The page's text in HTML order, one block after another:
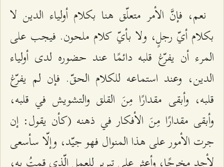
نعم، فإنَّ الأمر متعلّق هنا بكلام أولياء الدين لا
بكلام أيّ رجلٍ، ولا بأيّ كلام ملحون. فيجب على
المرء أن يفرّغ قلبه دائمًا عند حضوره لدى أولياء
الدين، وعند استماعه للكلام الحقّ. فإن لم يفرّغ
قلبه، وأبقى مقدارًا مِنَ القلق والتشويش في قلبه،
وأبقى مقدارًا مِنَ الأفكار في ذهنه (كأن يقول: إن
جرت الأمور على هذا المنوال فهو جيّد، وإلّا سأسعى
لأجد مخرجًا، وأعثر على تبرير للعمل الّذي قمتُ به،